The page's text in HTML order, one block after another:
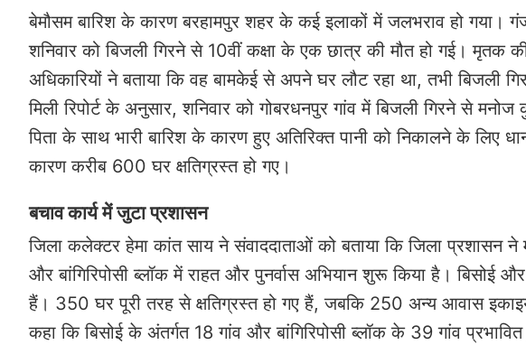
बेमौसम बारिश के कारण बरहामपुर शहर के कई इलाकों में जलभराव हो गया।
शनिवार को बिजली गिरने से 10वीं कक्षा के एक छात्र की मौत हो गई।
अधिकारियों ने बताया कि वह बामकेई से अपने घर लौट रहा था, तभी बिजली
मिली रिपोर्ट के अनुसार, शनिवार को गोबरधनपुर गांव में बिजली गिरने से
पिता के साथ भारी बारिश के कारण हुए अतिरिक्त पानी को निकालने के
कारण करीब 600 घर क्षतिग्रस्त हो गए।
बचाव कार्य में जुटा प्रशासन
जिला कलेक्टर हेमा कांत साय ने संवाददाताओं को बताया कि जिला प्रशासन
और बांगिरिपोसी ब्लॉक में राहत और पुनर्वास अभियान शुरू किया है। बिसोई और
हैं। 350 घर पूरी तरह से क्षतिग्रस्त हो गए हैं, जबकि 250 अन्य आवास
कहा कि बिसोई के अंतर्गत 18 गांव और बांगिरिपोसी ब्लॉक के 39 गांव